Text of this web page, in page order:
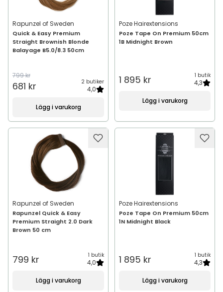
Rapunzel of Sweden
Quick & Easy Premium
Straight Brownish Blonde
Balayage B5.0/8.3 50cm
799 kr
681 kr 2 butiker
4,0
Lägg i varukorg
Poze Hairextensions
Poze Tape On Premium 50cm
1B Midnight Brown
1 895 kr 1 butik
4,3
Lägg i varukorg
Rapunzel of Sweden
Rapunzel Quick & Easy
Premium Straight 2.0 Dark
Brown 50 cm
799 kr 1 butik
4,0
Lägg i varukorg
Poze Hairextensions
Poze Tape On Premium 50cm
1N Midnight Black
1 895 kr 1 butik
4,3
Lägg i varukorg